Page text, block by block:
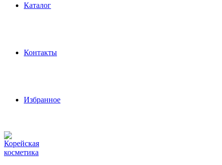
Каталог
Контакты
Избранное